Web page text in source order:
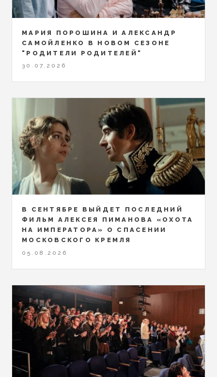
МАРИЯ ПОРОШИНА И АЛЕКСАНДР
САМОЙЛЕНКО В НОВОМ СЕЗОНЕ
"РОДИТЕЛИ РОДИТЕЛЕЙ"
30.07.2026
В СЕНТЯБРЕ ВЫЙДЕТ ПОСЛЕДНИЙ
ФИЛЬМ АЛЕКСЕЯ ПИМАНОВА «ОХОТА
НА ИМПЕРАТОРА» О СПАСЕНИИ
МОСКОВСКОГО КРЕМЛЯ
05.08.2026